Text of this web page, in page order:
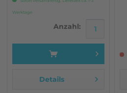
Werktage
Anzahl:
Details